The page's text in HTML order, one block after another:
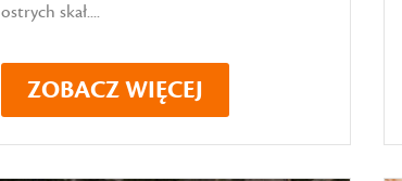
ostrych skał....
ZOBACZ WIĘCEJ